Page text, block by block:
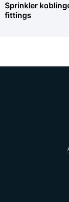
Sprinkler
fittings